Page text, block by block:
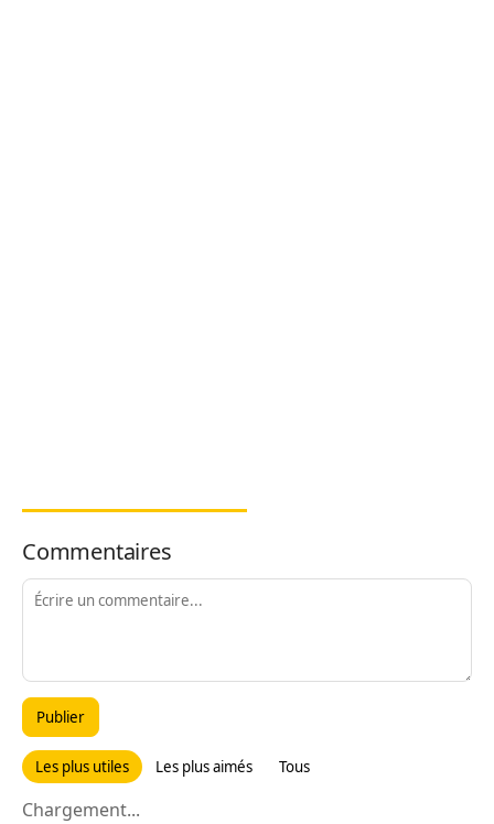
Commentaires
Publier
Les plus utiles Les plus aimés Tous
Chargement...